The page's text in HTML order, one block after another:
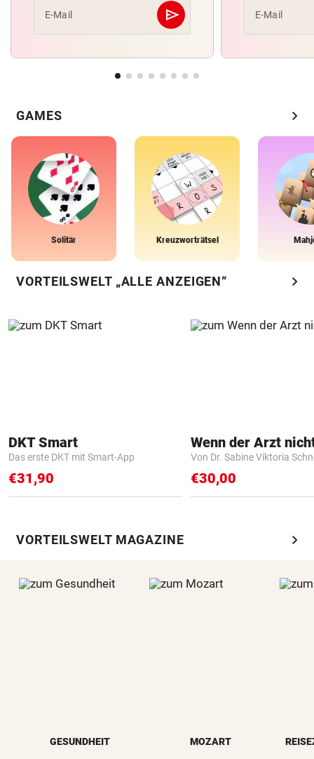
E-Mail send
Abschicken E-Mail
GAMES chevron_right
Solitär Kreuzworträtsel
VORTEILSWELT „ALLE ANZEIGEN“ chevron_right
DKT Smart
Das erste DKT mit Smart-App
€31,90
Von Dr. Sabine Viktoria
€30,00
VORTEILSWELT MAGAZINE chevron_right
GESUNDHEIT MOZART